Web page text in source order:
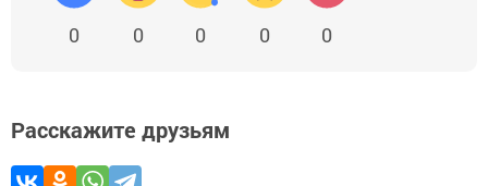
0 0 0 0 0
Расскажите друзьям